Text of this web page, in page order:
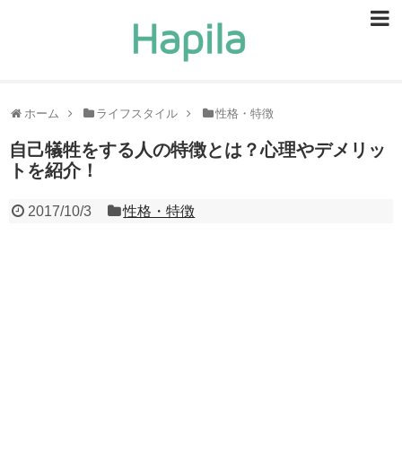
ホーム ライフスタイル 性格・特徴
自己犠牲をする人の特徴とは？心理やデメリッ
トを紹介！
2017/10/3 性格・特徴
ヘアケア
ヘルスケア
食事・食べ物